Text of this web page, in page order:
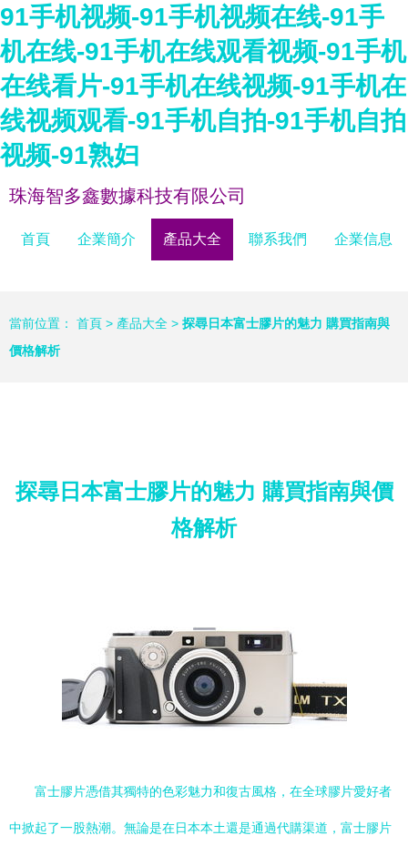
91手机视频-91手机视频在线-91手
机在线-91手机在线观看视频-91手机
在线看片-91手机在线视频-91手机在
线视频观看-91手机自拍-91手机自拍
视频-91熟妇
珠海智多鑫數據科技有限公司
首頁 企業簡介 產品大全 聯系我們 企業信息
當前位置： 首頁 > 產品大全 > 探尋日本富士膠片的魅力 購買指南與
價格解析
探尋日本富士膠片的魅力 購買指南與價
格解析
富士膠片憑借其獨特的色彩魅力和復古風格，在全球膠片愛好者
中掀起了一股熱潮。無論是在日本本土還是通過代購渠道，富士膠片